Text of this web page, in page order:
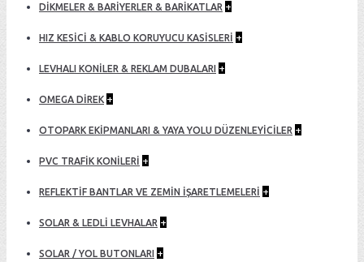
DİKMELER & BARİYERLER & BARİKATLAR +
HIZ KESİCİ & KABLO KORUYUCU KASİSLERİ +
LEVHALI KONİLER & REKLAM DUBALARI +
OMEGA DIREK +
OTOPARK EKİPMANLARI & YAYA YOLU DÜZENLEYİCİLER +
PVC TRAFİK KONİLERİ +
REFLEKTİF BANTLAR VE ZEMİN İŞARETLEMELERİ +
SOLAR & LEDLİ LEVHALAR +
SOLAR / YOL BUTONLARI +